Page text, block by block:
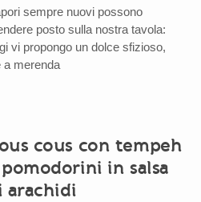
sempre nuovi possono
posto sulla nostra tavola:
vi propongo un dolce sfizioso,
a merenda
cous con tempeh
in salsa
arachidi